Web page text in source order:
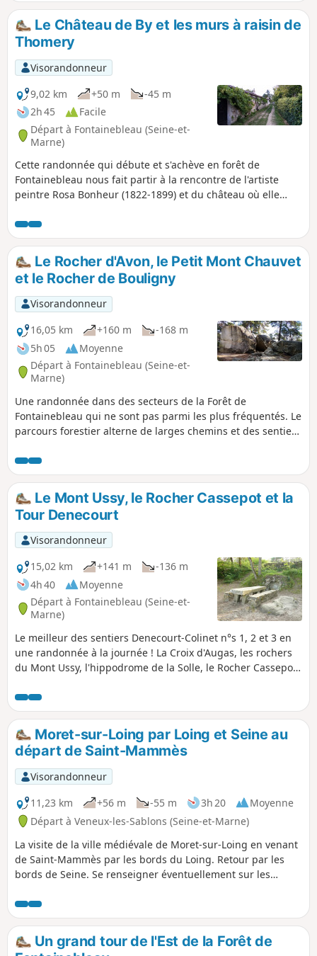
Le Château de By et les murs à raisin de
Thomery
Visorandonneur
9,02 km
+50 m
-45 m
2h 45
Facile
Départ à Fontainebleau (Seine-et-
Marne)
Cette randonnée qui débute et s'achève en forêt de
Fontainebleau nous fait partir à la rencontre de l'artiste
peintre Rosa Bonheur (1822-1899) et du château où elle
anciens murs à raisin qui ont fait, en leur temps, la
renommée de Thomery. Un sentier de servitude de
marchepied offre l'opportunité d'un pittoresque
cheminement en bord de Seine.
Le Rocher d'Avon, le Petit Mont Chauvet
et le Rocher de Bouligny
Visorandonneur
16,05 km
+160 m
-168 m
5h 05
Moyenne
Départ à Fontainebleau (Seine-et-
Marne)
Une randonnée dans des secteurs de la Forêt de
Fontainebleau qui ne sont pas parmi les plus fréquentés. Le
parcours forestier alterne de larges chemins et des sentiers
végétation. Quelques points de vue étendus sur la forêt et
la ville de Fontainebleau et son château sont au rendez-
vous.Le Mont Ussy, le Rocher Cassepot et la
Tour Denecourt
Visorandonneur
15,02 km
+141 m
-136 m
4h 40
Moyenne
Départ à Fontainebleau (Seine-et-
Marne)
Le meilleur des sentiers Denecourt-Colinet n°s 1, 2 et 3 en
une randonnée à la journée ! La Croix d'Augas, les rochers
du Mont Ussy, l'hippodrome de la Solle, le Rocher Cassepot,
beau point de vue de la Croix du Calvaire. N.B. Comme
souvent avec les sentiers Denecourt-Colinet, le calcul
automatique sous-estime les circonvolutions dans les
rochers : comptez 17km et 250m de dénivelé positif, Soit 5h.
Moret-sur-Loing par Loing et Seine au
départ de Saint-Mammès
Visorandonneur
11,23 km
+56 m -55 m 3h 20
Moyenne
Départ à Veneux-les-Sablons (Seine-et-Marne)
La visite de la ville médiévale de Moret-sur-Loing en venant
de Saint-Mammès par les bords du Loing. Retour par les
bords de Seine. Se renseigner éventuellement sur les
dimanche matin, marché sur le parking. La rando est
passablement modifiée pour tenir compte de différents
passages devenus inutilisables par les piétons, et pour
éviter de longer la voie ferrée au retour, sans faire trop de
Un grand tour de l'Est de la Forêt de